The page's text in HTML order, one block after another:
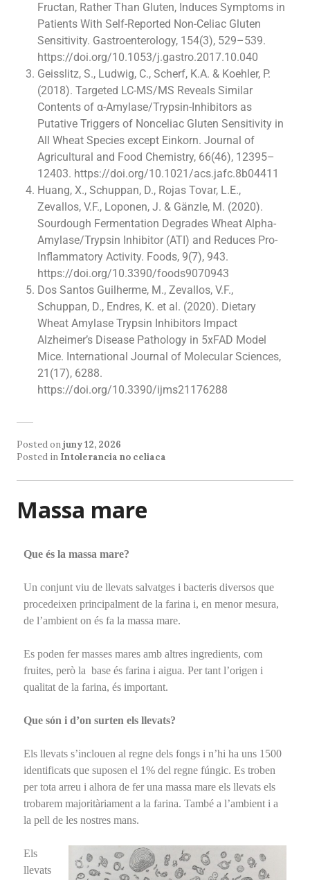
Fructan, Rather Than Gluten, Induces Symptoms in
Patients With Self-Reported Non-Celiac Gluten
Sensitivity. Gastroenterology, 154(3), 529–539.
https://doi.org/10.1053/j.gastro.2017.10.040
Geisslitz, S., Ludwig, C., Scherf, K.A. & Koehler, P.
(2018). Targeted LC-MS/MS Reveals Similar
Contents of α-Amylase/Trypsin-Inhibitors as
Putative Triggers of Nonceliac Gluten Sensitivity in
All Wheat Species except Einkorn. Journal of
Agricultural and Food Chemistry, 66(46), 12395–
12403. https://doi.org/10.1021/acs.jafc.8b04411
Huang, X., Schuppan, D., Rojas Tovar, L.E.,
Zevallos, V.F., Loponen, J. & Gänzle, M. (2020).
Sourdough Fermentation Degrades Wheat Alpha-
Amylase/Trypsin Inhibitor (ATI) and Reduces Pro-
Inflammatory Activity. Foods, 9(7), 943.
https://doi.org/10.3390/foods9070943
Dos Santos Guilherme, M., Zevallos, V.F.,
Schuppan, D., Endres, K. et al. (2020). Dietary
Wheat Amylase Trypsin Inhibitors Impact
Alzheimer’s Disease Pathology in 5xFAD Model
Mice. International Journal of Molecular Sciences,
21(17), 6288.
https://doi.org/10.3390/ijms21176288
Posted onjuny 12, 2026
Posted in Intolerancia no celiaca
Massa mare
Que és la massa mare?
Un conjunt viu de llevats salvatges i bacteris diversos que
procedeixen principalment de la farina i, en menor mesura,
de l’ambient on és fa la massa mare.
Es poden fer masses mares amb altres ingredients, com
fruites, però la base és farina i aigua. Per tant l’origen i
qualitat de la farina, és important.
Que són i d’on surten els llevats?
Els llevats s’inclouen al regne dels fongs i n’hi ha uns 1500
identificats que suposen el 1% del regne fúngic. Es troben
per tota arreu i alhora de fer una massa mare els llevats els
trobarem majoritàriament a la farina. També a l’ambient i a
la pell de les nostres mans.
Els
llevats